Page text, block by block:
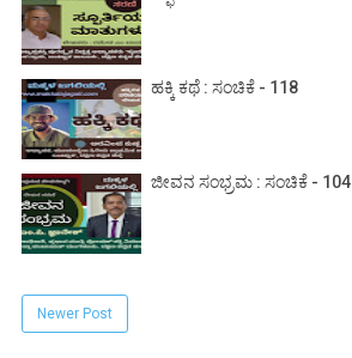
ಹಕ್ಕಿ ಕಥೆ : ಸಂಚಿಕೆ - 118
ಜೀವನ ಸಂಭ್ರಮ : ಸಂಚಿಕೆ - 104
Newer Post